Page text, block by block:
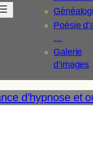
Poésie
…
Galerie
d’images
d’hypnose et